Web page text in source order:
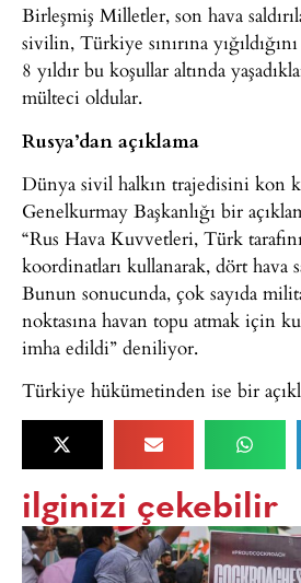
Birleşmiş Milletler, son hava
sivilin, Türkiye sınırına
8 yıldır bu koşullar altında
mülteci oldular.
Rusya’dan açıklama
Dünya sivil halkın trajedisini kon
Genelkurmay Başkanlığı bir
“Rus Hava Kuvvetleri, Türk
koordinatları kullanarak, dört hava
Bunun sonucunda, çok sayıda
noktasına havan topu atmak için
imha edildi” deniliyor.
Türkiye hükümetinden ise bir
ilginizi çekebilir